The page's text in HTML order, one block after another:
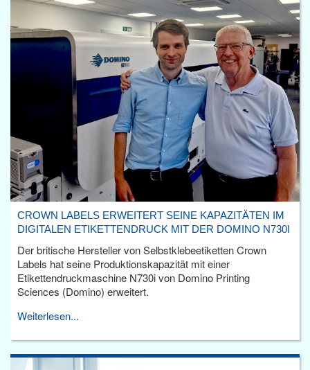
CROWN LABELS ERWEITERT SEINE KAPAZITÄTEN IM
DIGITALEN ETIKETTENDRUCK MIT DER DOMINO N730I
Der britische Hersteller von Selbstklebeetiketten Crown
Labels hat seine Produktionskapazität mit einer
Etikettendruckmaschine N730i von Domino Printing
Sciences (Domino) erweitert.
Weiterlesen...